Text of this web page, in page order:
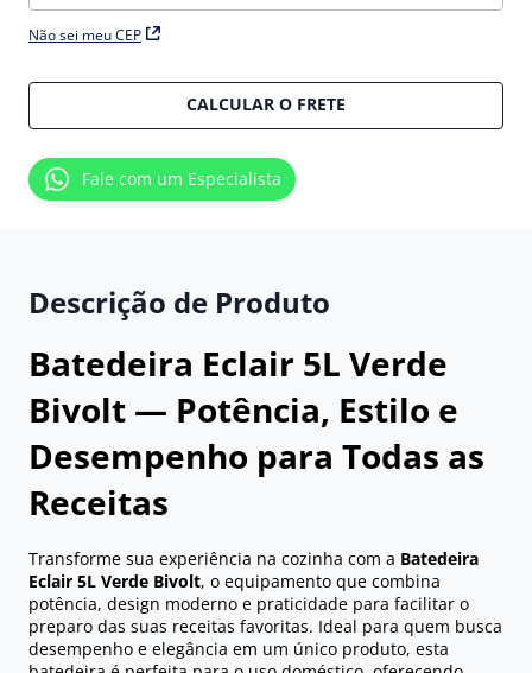
Não sei meu CEP
CALCULAR O FRETE
Fale com um Especialista
Descrição de Produto
Batedeira Eclair 5L Verde
Bivolt — Potência, Estilo e
Desempenho para Todas as
Receitas
Transforme sua experiência na cozinha com a Batedeira
Eclair 5L Verde Bivolt, o equipamento que combina
potência, design moderno e praticidade para facilitar o
preparo das suas receitas favoritas. Ideal para quem busca
desempenho e elegância em um único produto, esta